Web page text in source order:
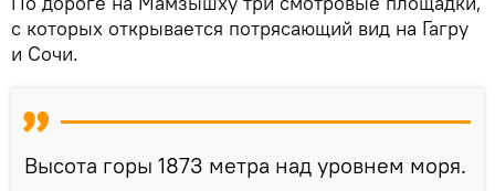
с которых открывается потрясающий вид на Гагру
и Сочи.
Высота горы 1873 метра над уровнем моря.